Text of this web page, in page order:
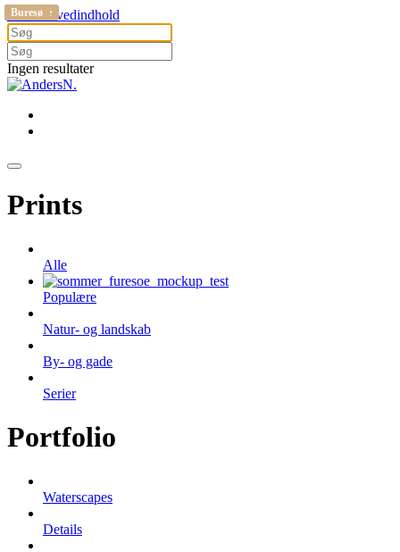
Gå til hovedindhold
Ingen resultater
Prints
Alle
Populære
Natur- og landskab
By- og gade
Serier
Portfolio
Waterscapes
Details
Söderåsen
Buresø
Køge
Buresø
Ølstykke
Køge
Buresø